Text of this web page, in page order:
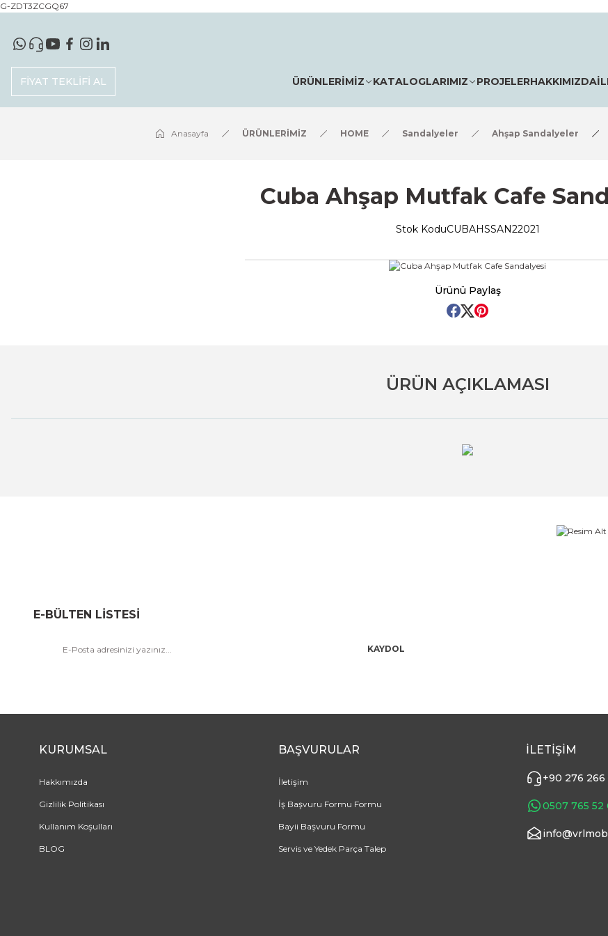
G-ZDT3ZCGQ67
FİYAT TEKLİFİ AL ÜRÜNLERİMİZ KATALOGLARIMIZ PROJELERHAKKIMIZDA
Anasayfa ÜRÜNLERİMİZ HOME Sandalyeler Ahşap Sandalyeler
Cuba Ahşap Mutfak Cafe
Stok KoduCUBAHSSAN22021
Ürünü Paylaş
ÜRÜN AÇIKLAMASI
E-BÜLTEN LİSTESİ
KAYDOL
KURUMSAL
Hakkımızda
Gizlilik Politikası
Kullanım Koşulları
BLOG
BAŞVURULAR
İletişim
İş Başvuru Formu Formu
Bayii Başvuru Formu
Servis ve Yedek Parça Talep
İLETİŞİM
+90 276 266
0507 765 52